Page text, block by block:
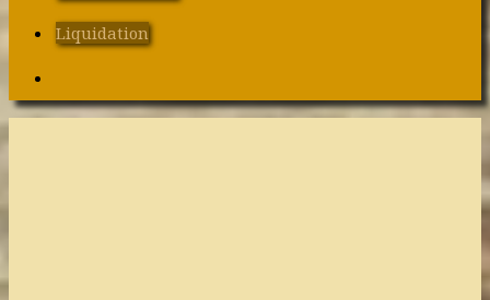
Liquidation